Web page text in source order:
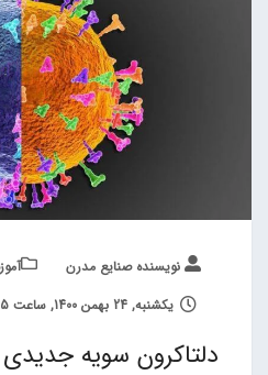
نویسنده صنایع مدرن
یکشنبه, 24 بهمن 1400, ساعت 22:15
دلتاکرون سویه جدیدی